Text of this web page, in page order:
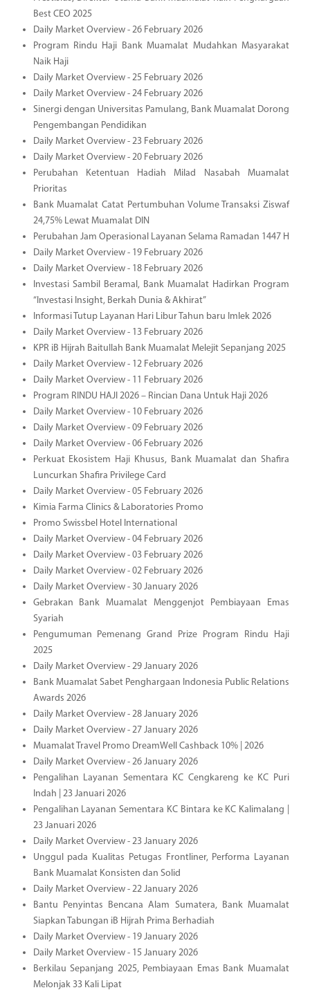
Best CEO 2025
Daily Market Overview - 26 February 2026
Program Rindu Haji Bank Muamalat Mudahkan Masyarakat
Naik Haji
Daily Market Overview - 25 February 2026
Daily Market Overview - 24 February 2026
Sinergi dengan Universitas Pamulang, Bank Muamalat Dorong
Pengembangan Pendidikan
Daily Market Overview - 23 February 2026
Daily Market Overview - 20 February 2026
Perubahan Ketentuan Hadiah Milad Nasabah Muamalat
Prioritas
Bank Muamalat Catat Pertumbuhan Volume Transaksi Ziswaf
24,75% Lewat Muamalat DIN
Perubahan Jam Operasional Layanan Selama Ramadan 1447 H
Daily Market Overview - 19 February 2026
Daily Market Overview - 18 February 2026
Investasi Sambil Beramal, Bank Muamalat Hadirkan Program
“Investasi Insight, Berkah Dunia & Akhirat”
Informasi Tutup Layanan Hari Libur Tahun baru Imlek 2026
Daily Market Overview - 13 February 2026
KPR iB Hijrah Baitullah Bank Muamalat Melejit Sepanjang 2025
Daily Market Overview - 12 February 2026
Daily Market Overview - 11 February 2026
Program RINDU HAJI 2026 – Rincian Dana Untuk Haji 2026
Daily Market Overview - 10 February 2026
Daily Market Overview - 09 February 2026
Daily Market Overview - 06 February 2026
Perkuat Ekosistem Haji Khusus, Bank Muamalat dan Shafira
Luncurkan Shafira Privilege Card
Daily Market Overview - 05 February 2026
Kimia Farma Clinics & Laboratories Promo
Promo Swissbel Hotel International
Daily Market Overview - 04 February 2026
Daily Market Overview - 03 February 2026
Daily Market Overview - 02 February 2026
Daily Market Overview - 30 January 2026
Gebrakan Bank Muamalat Menggenjot Pembiayaan Emas
Syariah
Pengumuman Pemenang Grand Prize Program Rindu Haji
2025
Daily Market Overview - 29 January 2026
Bank Muamalat Sabet Penghargaan Indonesia Public Relations
Awards 2026
Daily Market Overview - 28 January 2026
Daily Market Overview - 27 January 2026
Muamalat Travel Promo DreamWell Cashback 10% | 2026
Daily Market Overview - 26 January 2026
Pengalihan Layanan Sementara KC Cengkareng ke KC Puri
Indah | 23 Januari 2026
Pengalihan Layanan Sementara KC Bintara ke KC Kalimalang |
23 Januari 2026
Daily Market Overview - 23 January 2026
Unggul pada Kualitas Petugas Frontliner, Performa Layanan
Bank Muamalat Konsisten dan Solid
Daily Market Overview - 22 January 2026
Bantu Penyintas Bencana Alam Sumatera, Bank Muamalat
Siapkan Tabungan iB Hijrah Prima Berhadiah
Daily Market Overview - 19 January 2026
Daily Market Overview - 15 January 2026
Berkilau Sepanjang 2025, Pembiayaan Emas Bank Muamalat
Melonjak 33 Kali Lipat